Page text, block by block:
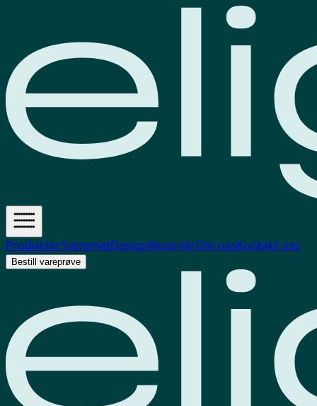
ProdukterSystemetDesignReservérOm ossKontakt oss
Bestill vareprøve